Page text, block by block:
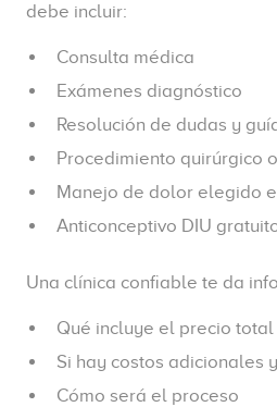
debe incluir:
Consulta médica
Exámenes diagnóstico
Resolución de dudas y
Procedimiento quirúrgico
Manejo de dolor elegido
Anticonceptivo DIU
Una clínica confiable te da
Qué incluye el precio total
Si hay costos adicionales
Cómo será el proceso